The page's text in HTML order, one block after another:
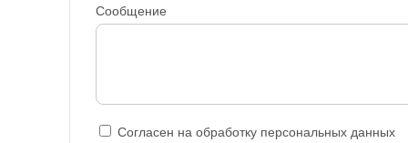
Сообщение
Согласен на обработку персональных данных